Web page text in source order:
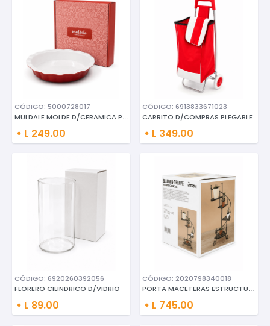
CÓDIGO: 5000728017
MULDALE MOLDE D/CERAMICA P/TAR
L 249.00
CÓDIGO: 6913833671023
CARRITO D/COMPRAS PLEGABLE
L 349.00
CÓDIGO: 6920260392056
FLORERO CILINDRICO D/VIDRIO
L 89.00
CÓDIGO: 2020798340018
PORTA MACETERAS ESTRUCTURA D/H
L 745.00